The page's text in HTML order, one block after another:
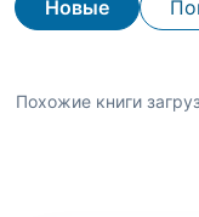
Новые
Похожие книги